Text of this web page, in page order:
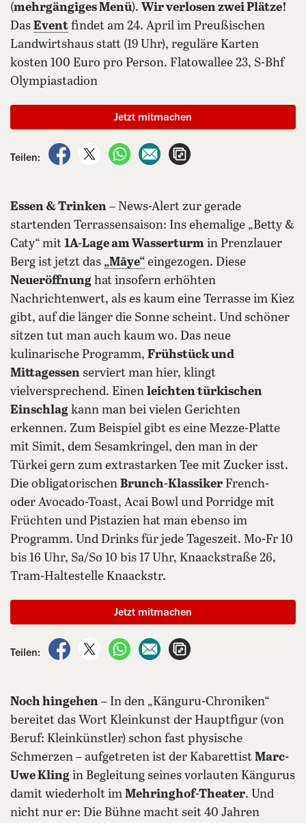
(mehrgängiges Menü). Wir verlosen zwei Plätze!
Das Event findet am 24. April im Preußischen
Landwirtshaus statt (19 Uhr), reguläre Karten
kosten 100 Euro pro Person. Flatowallee 23, S-Bhf
Olympiastadion
Teilen:
auf Facebook teilen
auf X teilenper WhatsApp teilen
per E-Mail teilen
Jetzt mitmachen
Essen & Trinken – News-Alert zur gerade
startenden Terrassensaison: Ins ehemalige „Betty &
Caty“ mit 1A-Lage am Wasserturm in Prenzlauer
Berg ist jetzt das „Māye“ eingezogen. Diese
Neueröffnung hat insofern erhöhten
Nachrichtenwert, als es kaum eine Terrasse im Kiez
gibt, auf die länger die Sonne scheint. Und schöner
sitzen tut man auch kaum wo. Das neue
kulinarische Programm, Frühstück und
Mittagessen serviert man hier, klingt
vielversprechend. Einen leichten türkischen
Einschlag kann man bei vielen Gerichten
erkennen. Zum Beispiel gibt es eine Mezze-Platte
mit Simit, dem Sesamkringel, den man in der
Türkei gern zum extrastarken Tee mit Zucker isst.
Die obligatorischen Brunch-Klassiker French-
oder Avocado-Toast, Acai Bowl und Porridge mit
Früchten und Pistazien hat man ebenso im
Programm. Und Drinks für jede Tageszeit. Mo-Fr 10
bis 16 Uhr, Sa/So 10 bis 17 Uhr, Knaackstraße 26,
Tram-Haltestelle Knaackstr.
Teilen:
auf Facebook teilen
auf X teilenper WhatsApp teilen
per E-Mail teilen
Jetzt mitmachen
Noch hingehen – In den „Känguru-Chroniken“
bereitet das Wort Kleinkunst der Hauptfigur (von
Beruf: Kleinkünstler) schon fast physische
Schmerzen – aufgetreten ist der Kabarettist Marc-
Uwe Kling in Begleitung seines vorlauten Kängurus
damit wiederholt im Mehringhof-Theater. Und
nicht nur er: Die Bühne macht seit 40 Jahren